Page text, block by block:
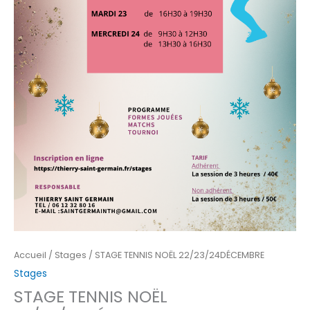
Accueil / Stages / STAGE TENNIS NOËL 22/23/24DÉCEMBRE
Stages
STAGE TENNIS NOËL